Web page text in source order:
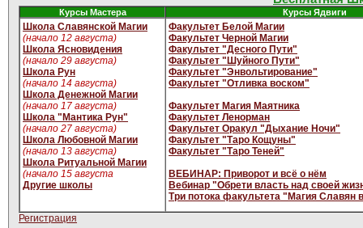
Курсы Мастера Курсы Ядвиги
Школа Славянской Магии
(начало 12 августа)
Школа Ясновидения
(начало 29 августа)
Школа Рун
(начало 14 августа)
Школа Денежной Магии
(начало 17 августа)
Школа "Мантика Рун"
(начало 27 августа)
Школа Любовной Магии
(начало 13 августа)
Школа Ритуальной Магии
(начало 15 августа
Другие школы
Факультет Белой Магии
Факультет Черной Магии
Факультет "Десного Пути"
Факультет "Шуйного Пути"
Факультет "Энвольтирование"
Факультет "Отливка воском"
Факультет Магия Маятника
Факультет Ленорман
Факультет Оракул "Дыхание Ночи"
Факультет "Таро Кощуны"
Факультет "Таро Теней"
ВЕБИНАР: Приворот и всё о нём
Вебинар "Обрети власть над своей
Три потока факультета "Магия Славян
Регистрация